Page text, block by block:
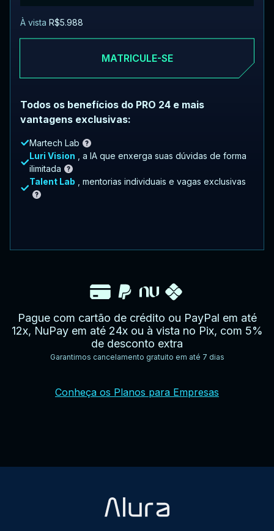
À vista R$5.988
MATRICULE-SE
Todos os benefícios do PRO 24 e mais
vantagens exclusivas:
Martech Lab
Luri Vision , a IA que enxerga suas dúvidas de forma
ilimitada
Talent Lab , mentorias individuais e vagas exclusivas
Pague com cartão de crédito ou PayPal em até
12x, NuPay em até 24x ou à vista no Pix, com 5%
de desconto extra
Garantimos cancelamento gratuito em até 7 dias
Conheça os Planos para Empresas
Play